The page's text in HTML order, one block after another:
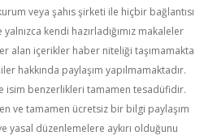
veya şahıs şirketi ile hiçbir bağlantısı
kendi hazırladığımız makaleler
alan içerikler haber niteliği taşımamakta
hakkında paylaşım yapılmamaktadır.
isim benzerlikleri tamamen tesadüfidir.
ve tamamen ücretsiz bir bilgi paylaşım
yasal düzenlemelere aykırı olduğunu